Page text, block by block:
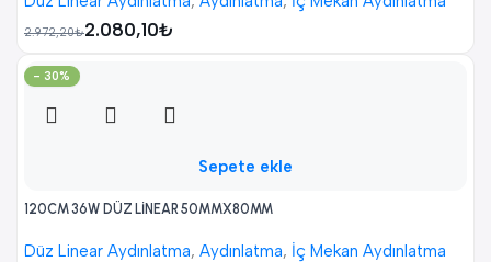
2.972,20₺2.080,10₺
- 30%
Sepete ekle
120CM 36W DÜZ LİNEAR 50MMX80MM
Düz Linear Aydınlatma, Aydınlatma, İç Mekan Aydınlatma